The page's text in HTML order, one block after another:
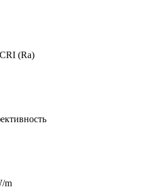
(Ra)
m